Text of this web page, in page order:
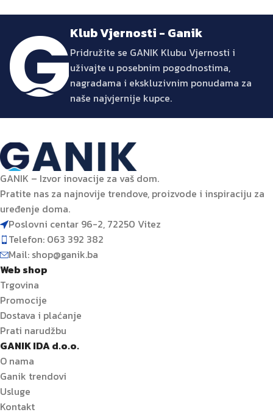
Klub Vjernosti - Ganik
Pridružite se GANIK Klubu Vjernosti i
uživajte u posebnim pogodnostima,
nagradama i ekskluzivnim ponudama za
naše najvjernije kupce.
GANIK – Izvor inovacije za vaš dom.
Pratite nas za najnovije trendove, proizvode i inspiraciju za
uređenje doma.
Poslovni centar 96-2, 72250 Vitez
Telefon: 063 392 382
Mail: shop@ganik.ba
Web shop
Trgovina
Promocije
Dostava i plaćanje
Prati narudžbu
GANIK IDA d.o.o.
O nama
Ganik trendovi
Usluge
Kontakt